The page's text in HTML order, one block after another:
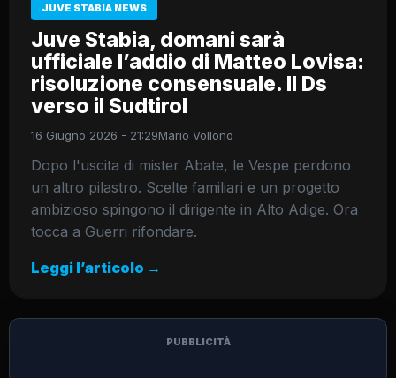
JUVE STABIA NEWS
Juve Stabia, domani sarà
ufficiale l’addio di Matteo Lovisa:
risoluzione consensuale. Il Ds
verso il Sudtirol
16 Giugno 2026 - 21:29Mario Vollono
Dopo l'uscita di mister Abate, le Vespe perdono
un altro pilastro. Scelte familiari e un progetto
ambizioso spingono il dirigente in Alto Adige. Ora
tocca a Guerri rifondare.
Leggi l’articolo →
PUBBLICITÀ